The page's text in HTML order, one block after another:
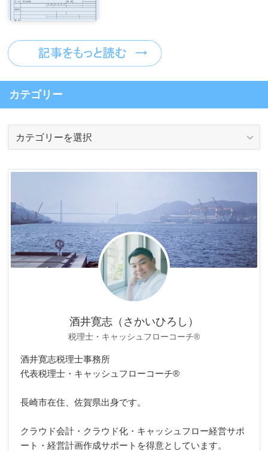
カテゴリー
リ
酒井寛志（さかいひろし）
税理士・キャッシュフローコーチ®
酒井寛志税理士事務所
代表税理士・キャッシュフローコーチ®
長崎市在住、佐賀県出身です。
クラウド会計・クラウド化・キャッシュフロー経営サポ
ート・経営計画作成サポートを得意としています。